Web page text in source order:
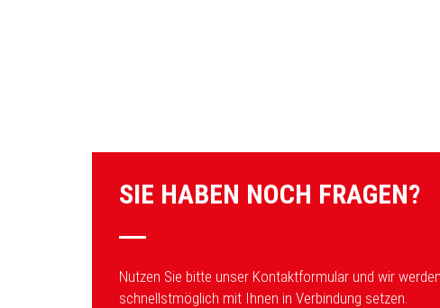
SIE HABEN NOCH FRAGEN?
Nutzen Sie bitte unser Kontaktformular und wir
schnellstmöglich mit Ihnen in Verbindung setzen.